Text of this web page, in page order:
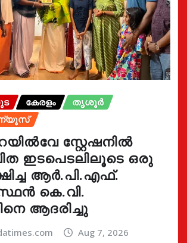
കേരളം
തൃശൂർ
സ്റ്റേഷനിൽ
ഇടപെടലിലൂടെ ഒരു
ആർ.പി.എഫ്.
കെ.വി.
ആദരിച്ചു
Aug 7, 2026